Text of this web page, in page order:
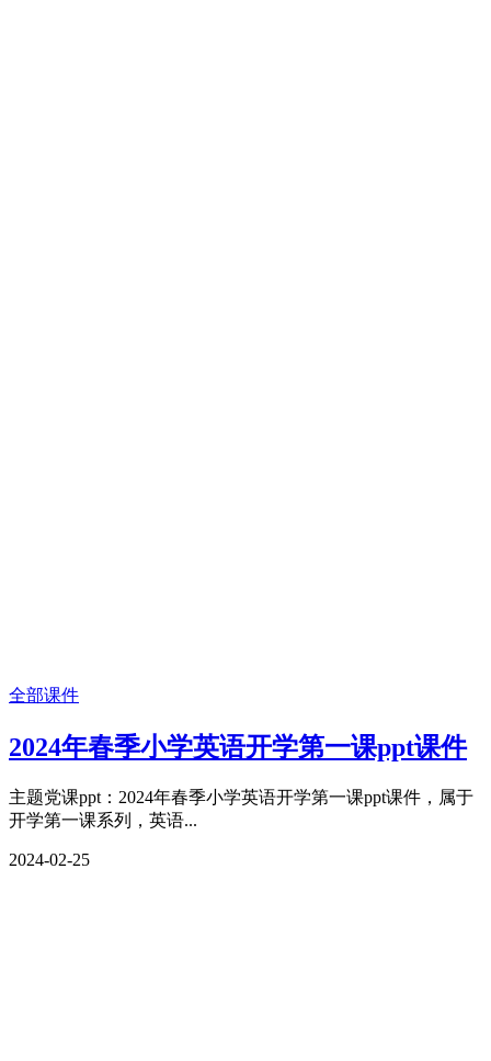
全部课件
2024年春季小学英语开学第一课ppt课件
主题党课ppt：2024年春季小学英语开学第一课ppt课件，属于
开学第一课系列，英语...
2024-02-25